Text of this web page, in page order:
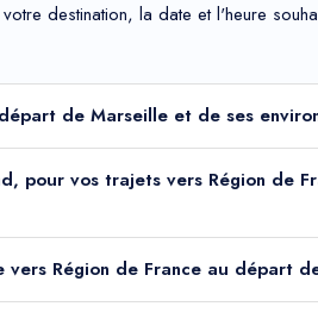
destination, la date et l'heure
de Marseille et de ses
pour vos trajets vers Région de
Région de France au départ